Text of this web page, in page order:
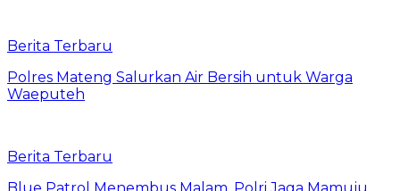
Berita Terbaru
Polres Mateng Salurkan Air Bersih untuk Warga
Waeputeh
Berita Terbaru
Blue Patrol Menembus Malam, Polri Jaga Mamuju